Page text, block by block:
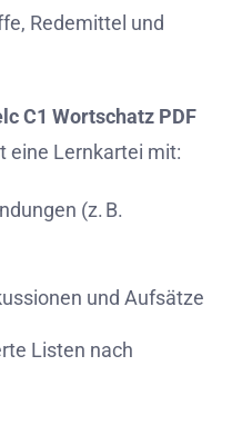
Redemittel und
C1 Wortschatz PDF
eine Lernkartei mit:
(z. B.
und Aufsätze
Listen nach